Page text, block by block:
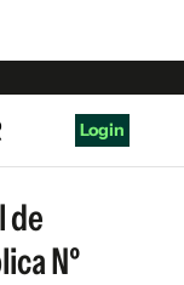
Login
de
Nº